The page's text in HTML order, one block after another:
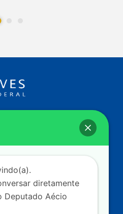
Principal, Ala C – Gabinete
diretamente
Deputado Aécio